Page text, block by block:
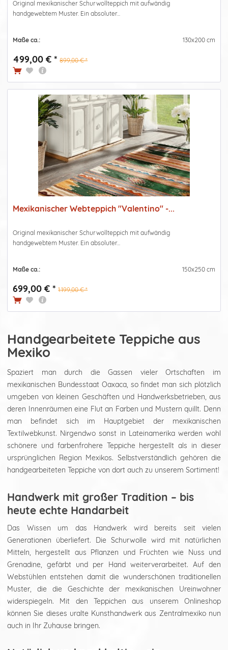
Original mexikanischer Schurwollteppich mit aufwändig
handgewebtem Muster. Ein absoluter...
Maße ca.: 130x200 cm
499,00 € * 899,00 € *
Mexikanischer Webteppich "Valentino" -...
Original mexikanischer Schurwollteppich mit aufwändig
handgewebtem Muster. Ein absoluter...
Maße ca.: 150x250 cm
699,00 € * 1.199,00 € *
Handgearbeitete Teppiche aus
Mexiko
Spaziert man durch die Gassen vieler Ortschaften im
mexikanischen Bundesstaat Oaxaca, so findet man sich plötzlich
umgeben von kleinen Geschäften und Handwerksbetrieben, aus
deren Innenräumen eine Flut an Farben und Mustern quillt. Denn
man befindet sich im Hauptgebiet der mexikanischen
Textilwebkunst. Nirgendwo sonst in Lateinamerika werden wohl
schönere und farbenfrohere Teppiche hergestellt als in dieser
ursprünglichen Region Mexikos. Selbstverständlich gehören die
handgearbeiteten Teppiche von dort auch zu unserem Sortiment!
Handwerk mit großer Tradition – bis
heute echte Handarbeit
Das Wissen um das Handwerk wird bereits seit vielen
Generationen überliefert. Die Schurwolle wird mit natürlichen
Mitteln, hergestellt aus Pflanzen und Früchten wie Nuss und
Grenadine, gefärbt und per Hand weiterverarbeitet. Auf den
Webstühlen entstehen damit die wunderschönen traditionellen
Muster, die die Geschichte der mexikanischen Ureinwohner
widerspiegeln. Mit den Teppichen aus unserem Onlineshop
können Sie dieses uralte Kunsthandwerk aus Zentralmexiko nun
auch in Ihr Zuhause bringen.